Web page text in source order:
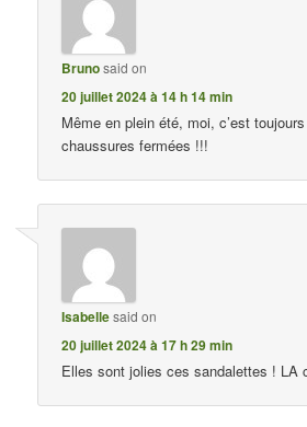
Brunosaid on
20 juillet 2024 à 14 h 14 min
Même en plein été, moi, c’est
chaussures fermées !!!
Isabellesaid on
20 juillet 2024 à 17 h 29 min
Elles sont jolies ces sandalettes ! LA